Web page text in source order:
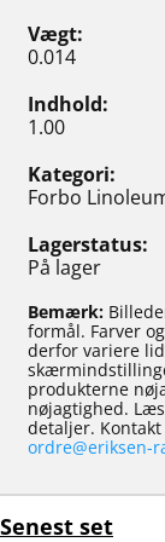
Vægt
0.014
Indhold
1.00
Kategori
Forbo
Lagerstatus
På lager
Bemærk:
formål. Farver
derfor variere
produkterne
nøjagtighed.
detaljer.
ordre@eriksen-
Senest set